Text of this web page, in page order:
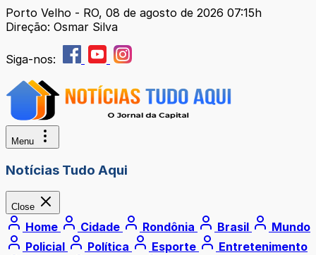
Porto Velho - RO, 08 de agosto de 2026 07:15h
Direção: Osmar Silva
Siga-nos:
Menu
Notícias Tudo Aqui
Close
Home Cidade Rondônia Brasil
Mundo
Policial
Política Esporte
Entretenimento